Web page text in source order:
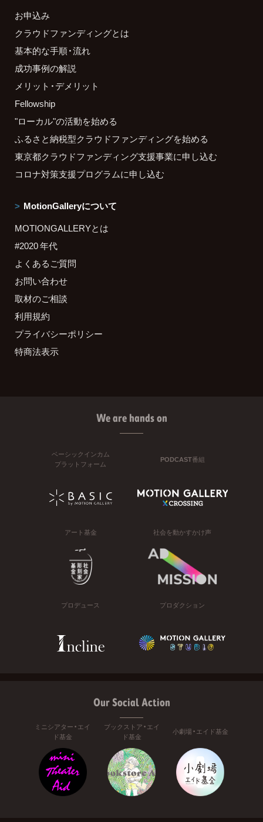
お申込み
クラウドファンディングとは
基本的な手順・流れ
成功事例の解説
メリット・デメリット
Fellowship
"ローカル"の活動を始める
ふるさと納税型クラウドファンディングを始める
東京都クラウドファンディング支援事業に申し込む
コロナ対策支援プログラムに申し込む
MotionGalleryについて
MOTIONGALLERYとは
#2020 年代
よくあるご質問
お問い合わせ
取材のご相談
利用規約
プライバシーポリシー
特商法表示
We are hands on
ベーシックインカム
プラットフォーム
PODCAST番組
アート基金 社会を動かすかけ声
プロデュース プロダクション
Our Social Action
ミニシアター・エイ
ド基金
ブックストア・エイ
ド基金
小劇場・エイド基金